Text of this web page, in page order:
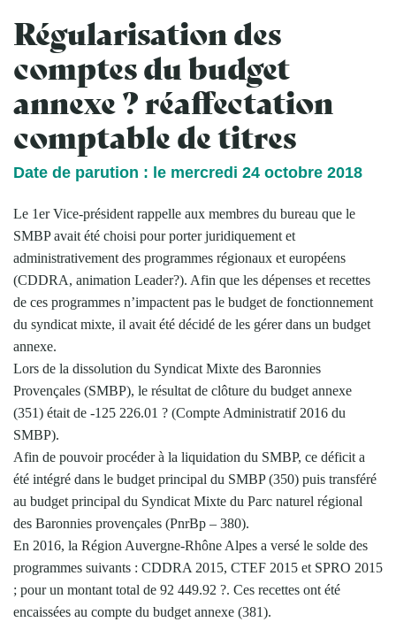
Régularisation des
comptes du budget
annexe ? réaffectation
comptable de titres
Date de parution : le mercredi 24 octobre 2018
Le 1er Vice-président rappelle aux membres du bureau que le
SMBP avait été choisi pour porter juridiquement et
administrativement des programmes régionaux et européens
(CDDRA, animation Leader?). Afin que les dépenses et recettes
de ces programmes n’impactent pas le budget de fonctionnement
du syndicat mixte, il avait été décidé de les gérer dans un budget
annexe.
Lors de la dissolution du Syndicat Mixte des Baronnies
Provençales (SMBP), le résultat de clôture du budget annexe
(351) était de -125 226.01 ? (Compte Administratif 2016 du
SMBP).
Afin de pouvoir procéder à la liquidation du SMBP, ce déficit a
été intégré dans le budget principal du SMBP (350) puis transféré
au budget principal du Syndicat Mixte du Parc naturel régional
des Baronnies provençales (PnrBp – 380).
En 2016, la Région Auvergne-Rhône Alpes a versé le solde des
programmes suivants : CDDRA 2015, CTEF 2015 et SPRO 2015
; pour un montant total de 92 449.92 ?. Ces recettes ont été
encaissées au compte du budget annexe (381).